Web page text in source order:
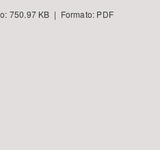
750.97 KB | Formato: PDF